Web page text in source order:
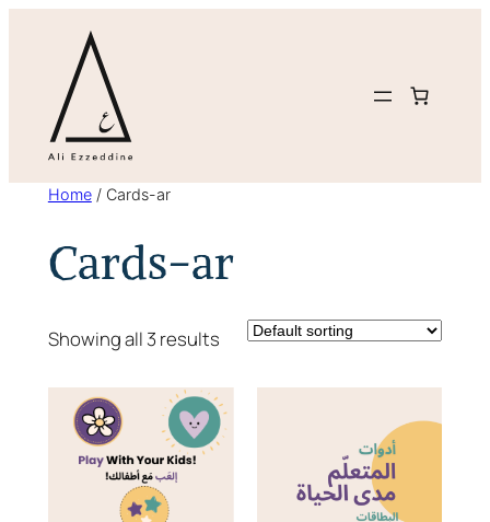
content
Home/ Cards-ar
Cards-ar
Showing all 3 results